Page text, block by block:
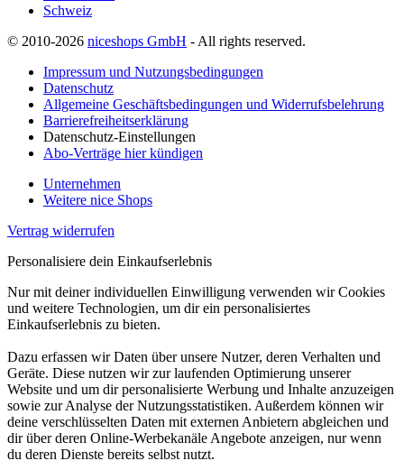
Schweiz
© 2010-2026 niceshops GmbH - All rights reserved.
Impressum und Nutzungsbedingungen
Datenschutz
Allgemeine Geschäftsbedingungen und Widerrufsbelehrung
Barrierefreiheitserklärung
Datenschutz-Einstellungen
Abo-Verträge hier kündigen
Unternehmen
Weitere nice Shops
Vertrag widerrufen
Personalisiere dein Einkaufserlebnis
Nur mit deiner individuellen Einwilligung verwenden wir Cookies
und weitere Technologien, um dir ein personalisiertes
Einkaufserlebnis zu bieten.
Dazu erfassen wir Daten über unsere Nutzer, deren Verhalten und
Geräte. Diese nutzen wir zur laufenden Optimierung unserer
Website und um dir personalisierte Werbung und Inhalte anzuzeigen
sowie zur Analyse der Nutzungsstatistiken. Außerdem können wir
deine verschlüsselten Daten mit externen Anbietern abgleichen und
dir über deren Online-Werbekanäle Angebote anzeigen, nur wenn
du deren Dienste bereits selbst nutzt.